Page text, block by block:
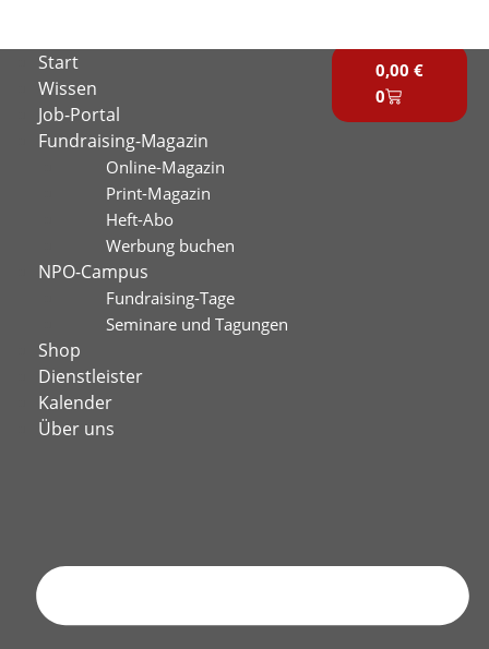
springen
Start
Wissen
Job-Portal
Fundraising-Magazin
Online-Magazin
Print-Magazin
Heft-Abo
Werbung buchen
NPO-Campus
Fundraising-Tage
Seminare und Tagungen
Shop
Dienstleister
Kalender
Über uns
0,00 €
0
Warenkorb